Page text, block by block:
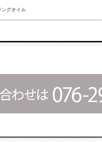
ングオイル